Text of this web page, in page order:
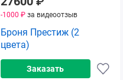
-1000 ₽ за видеоотзыв
Броня Престиж (2
цвета)
Заказать